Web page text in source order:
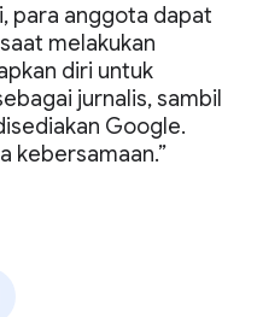
para anggota dapat
melakukan
diri untuk
jurnalis, sambil
Google.
kebersamaan.”